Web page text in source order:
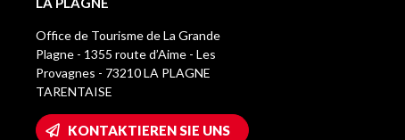
Office de Tourisme de La Grande
Plagne - 1355 route d’Aime - Les
Provagnes - 73210 LA PLAGNE
TARENTAISE
KONTAKTIEREN SIE UNS